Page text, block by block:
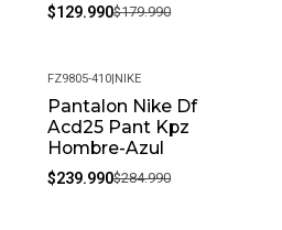
$129.990$179.990
-16%
FZ9805-410|NIKE
Pantalon Nike Df
Acd25 Pant Kpz
Hombre-Azul
$239.990$284.990